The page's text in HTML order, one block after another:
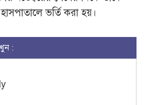
ভর্তি করা হয়।
: